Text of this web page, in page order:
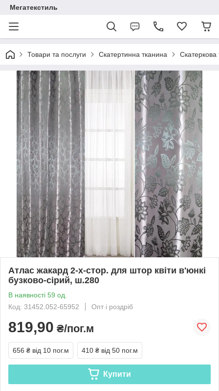
Мегатекстиль
Товари та послуги Скатертинна тканина
Атлас жакард 2-х-стор. для штор квіти в'юнкі
бузково-сірий, ш.280
В наявності 59 од.
Код: 31452.052-65952
Опт і роздріб
819,90 ₴/пог.м
656 ₴ від 10 пог.м 410 ₴ від 50 пог.м
Купити